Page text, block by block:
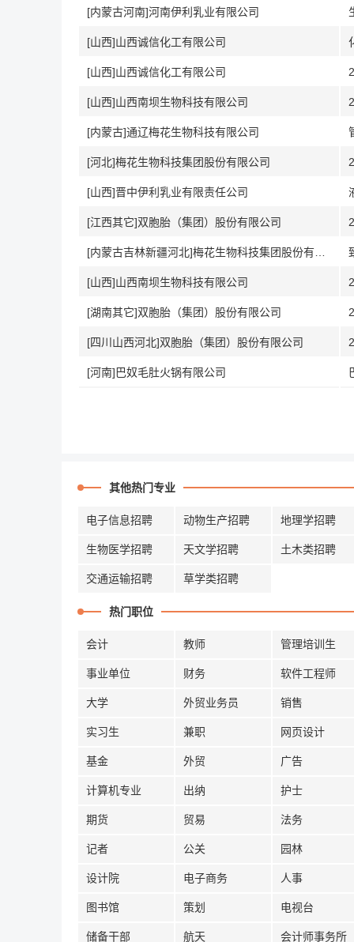
[内蒙古河南]河南伊利乳业有限公司
[山西]山西诚信化工有限公司
[山西]山西诚信化工有限公司
[山西]山西南坝生物科技有限公司
[内蒙古]通辽梅花生物科技有限公司
[河北]梅花生物科技集团股份有限公司
[山西]晋中伊利乳业有限责任公司
[江西其它]双胞胎（集团）股份有限公司
[山西]山西南坝生物科技有限公司
[湖南其它]双胞胎（集团）股份有限公司
[四川山西河北]双胞胎（集团）股份有限公司
[河南]巴奴毛肚火锅有限公司
其他热门专业
电子信息招聘 动物生产招聘 地理学招聘
生物医学招聘 天文学招聘 土木类招聘
交通运输招聘 草学类招聘
热门职位
会计 教师 管理培训生
事业单位 财务 软件工程师
大学 外贸业务员 销售
实习生 兼职 网页设计
基金 外贸 广告
计算机专业 出纳 护士
期货 贸易 法务
记者 公关 园林
设计院 电子商务 人事
图书馆 策划 电视台
储备干部 航天 会计师事务所